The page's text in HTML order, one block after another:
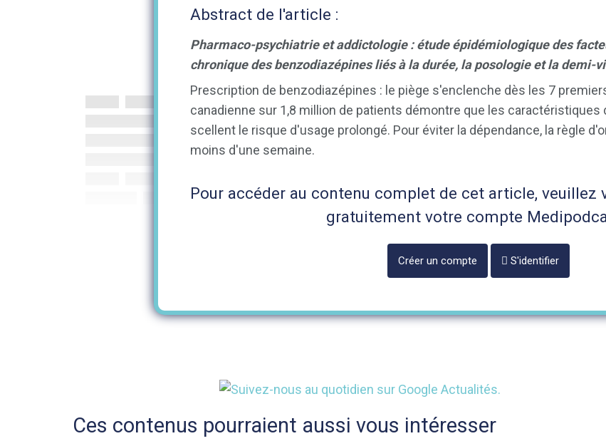
Abstract de l'article :
Pharmaco-psychiatrie et addictologie : étude épidémiologique des
chronique des benzodiazépines liés à la durée, la posologie et la demi-
Prescription de benzodiazépines : le piège s'enclenche dès les 7
canadienne sur 1,8 million de patients démontre que les caractéristiques
scellent le risque d'usage prolongé. Pour éviter la dépendance, la règle
moins d'une semaine.
Pour accéder au contenu complet de cet article, veuillez
gratuitement votre compte
Créer un compte S'identifier
Ces contenus pourraient aussi vous intéresser